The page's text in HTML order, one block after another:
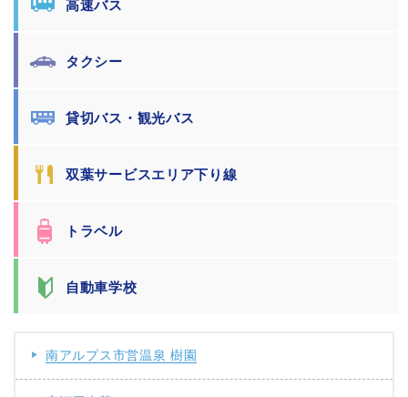
高速バス
タクシー
貸切バス・観光バス
双葉サービスエリア下り線
トラベル
自動車学校
南アルプス市営温泉 樹園